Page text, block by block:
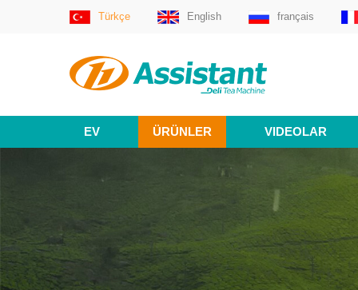
Türkçe English français
EV ÜRÜNLER VIDEOLAR